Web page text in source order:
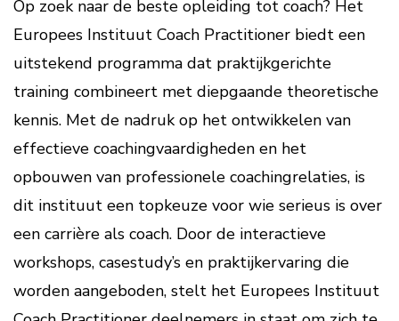
Op zoek naar de beste opleiding tot coach? Het
Europees Instituut Coach Practitioner biedt een
uitstekend programma dat praktijkgerichte
training combineert met diepgaande theoretische
kennis. Met de nadruk op het ontwikkelen van
effectieve coachingvaardigheden en het
opbouwen van professionele coachingrelaties, is
dit instituut een topkeuze voor wie serieus is over
een carrière als coach. Door de interactieve
workshops, casestudy’s en praktijkervaring die
worden aangeboden, stelt het Europees Instituut